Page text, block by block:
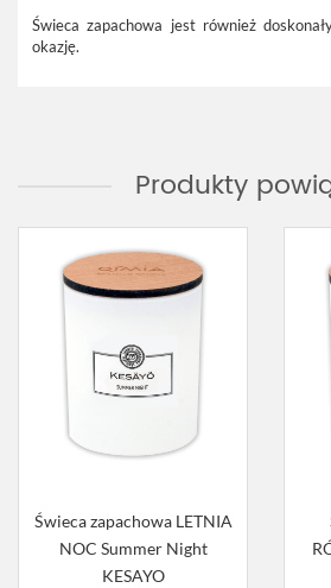
Świeca zapachowa jest również
okazję.
Produkty
Świeca zapachowa LETNIA
NOC Summer Night
KESAYO